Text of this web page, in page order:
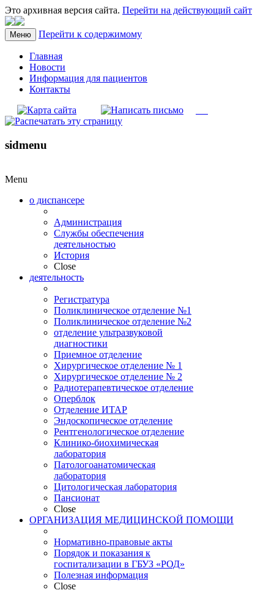
Это архивная версия сайта. Перейти на действующий сайт
Меню Перейти к содержимому
Главная
Новости
Информация для пациентов
Контакты
sidmenu
Menu
о диспансере
Администрация
Службы обеспечения
деятельностью
История
Close
деятельность
Регистратура
Поликлиническое отделение №1
Поликлиническое отделение №2
отделение ультразвуковой
диагностики
Приемное отделение
Хирургическое отделение № 1
Хирургическое отделение № 2
Радиотерапевтическое отделение
Оперблок
Отделение ИТАР
Эндоскопическое отделение
Рентгенологическое отделение
Клинико-биохимическая
лаборатория
Патологоанатомическая
лаборатория
Цитологическая лаборатория
Пансионат
Close
ОРГАНИЗАЦИЯ МЕДИЦИНСКОЙ ПОМОЩИ
Нормативно-правовые акты
Порядок и показания к
госпитализации в ГБУЗ «РОД»
Полезная информация
Close